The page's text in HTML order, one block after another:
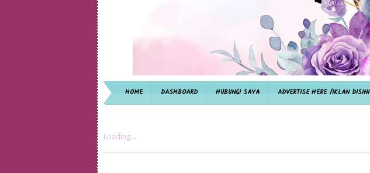
HOME DASHBOARD HUBUNGI SAYA ADVERTISE HERE /IKLAN DISINI
Loading...